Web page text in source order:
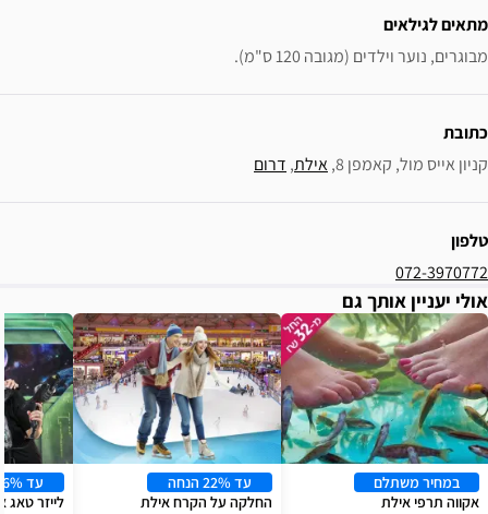
ס"מ).
אילת, דרום
עד 22% הנחה
החלקה על הקרח אילת
עד 16% הנחה
לייזר טאג אילת